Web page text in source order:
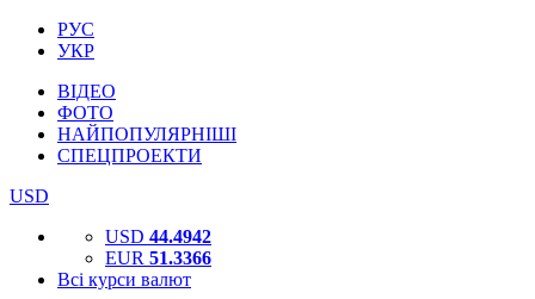
РУС
УКР
ВІДЕО
ФОТО
НАЙПОПУЛЯРНІШІ
СПЕЦПРОЕКТИ
USD
USD 44.4942
EUR 51.3366
Всі курси валют